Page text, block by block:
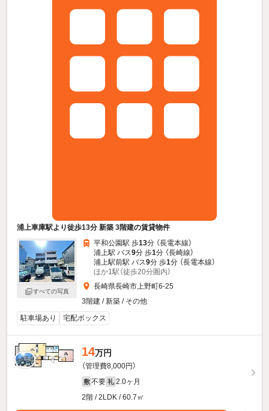
浦上車庫駅より徒歩13分 新築 3階建の賃貸物件
すべての写真
平和公園駅 歩13分 （長電本線）
浦上駅 バス9分 歩1分 （長崎線）
浦上駅前駅 バス9分 歩1分 （長電本線）
ほか1駅（徒歩20分圏内）
長崎県長崎市上野町6-25
3階建 / 新築 / その他
駐車場あり
宅配ボックス
14万円
（管理費8,000円）
敷 不要 礼 2.0ヶ月
2階 / 2LDK / 60.7㎡